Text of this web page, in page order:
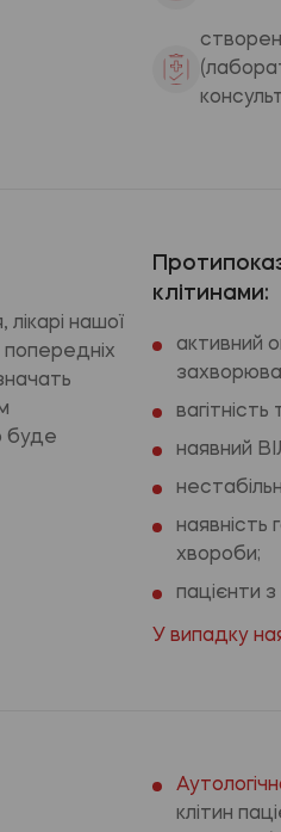
нашої
попередніх
буде
клітинами:
активний
наявний
наявність
хвороби;
пацієнти
У випадку
клітин